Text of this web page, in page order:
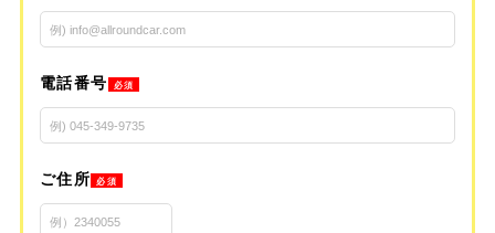
電話番号 必須
ご住所 必須